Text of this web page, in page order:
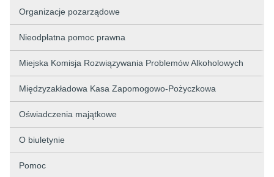
Organizacje pozarządowe
Nieodpłatna pomoc prawna
Miejska Komisja Rozwiązywania Problemów Alkoholowych
Międzyzakładowa Kasa Zapomogowo-Pożyczkowa
Oświadczenia majątkowe
O biuletynie
Pomoc